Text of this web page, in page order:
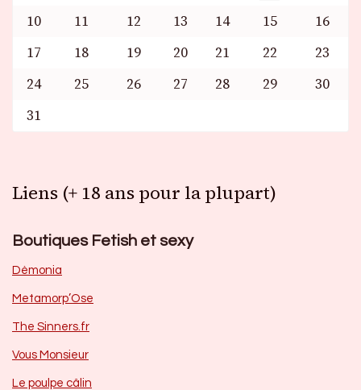
10
11 12 13 14 15
16
17
18 19 20 21 22
23
24
25 26 27 28 29
30
31
Liens (+ 18 ans pour la plupart)
Boutiques Fetish et sexy
Dèmonia
Metamorp’Ose
The Sinners.fr
Vous Monsieur
Le poulpe câlin